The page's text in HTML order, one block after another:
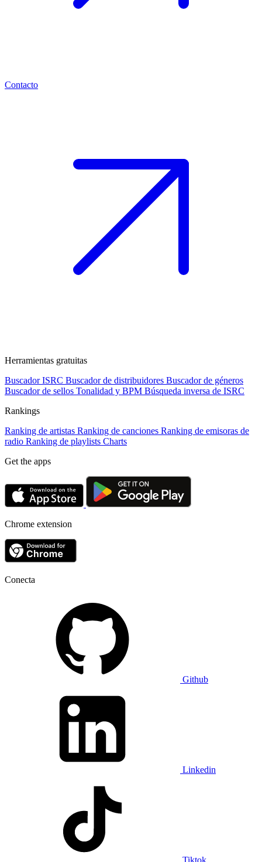
Contacto
Herramientas gratuitas
Buscador ISRC Buscador de distribuidores Buscador de géneros
Buscador de sellos Tonalidad y BPM Búsqueda inversa de ISRC
Rankings
Ranking de artistas Ranking de canciones Ranking de emisoras de
radio Ranking de playlists Charts
Get the apps
Chrome extension
Conecta
Github
Linkedin
Tiktok